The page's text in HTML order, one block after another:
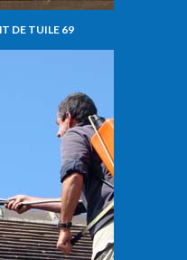
DE TUILE 69